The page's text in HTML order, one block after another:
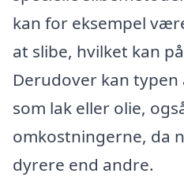
kan for eksempel
at slibe, hvilket kan
Derudover kan
som lak eller olie,
omkostningerne, da
dyrere end andre.